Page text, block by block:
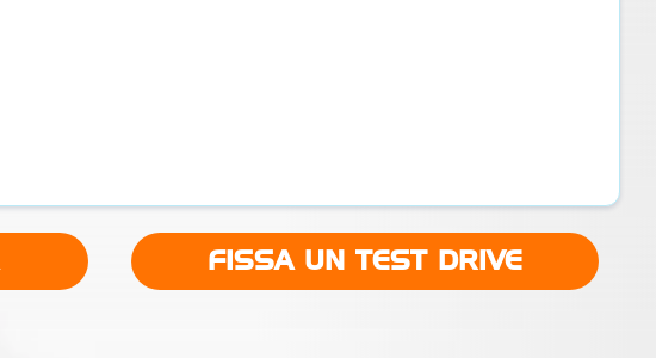
FISSA UN TEST DRIVE